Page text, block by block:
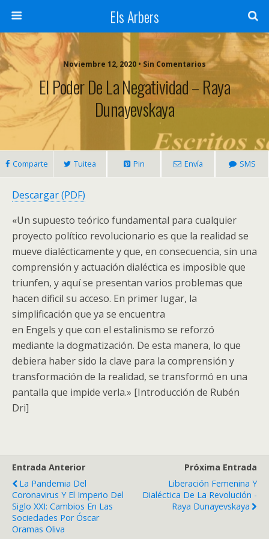
Els Arbers
Noviembre 12, 2020 • Sin Comentarios
El Poder De La Negatividad – Raya
Dunayevskaya
Comparte Tuitea Pin Envía SMS
Descargar (PDF)
«Un supuesto teórico fundamental para cualquier
proyecto político revolucionario es que la realidad se
mueve dialécticamente y que, en consecuencia, sin una
comprensión y actuación dialéctica es imposible que
triunfen, y aquí se presentan varios problemas que
hacen dificil su acceso. En primer lugar, la
simplificación que ya se encuentra
en Engels y que con el estalinismo se reforzó
mediante la dogmatización. De esta manera, lo que
debiera haber sido la clave para la comprensión y
transformación de la realidad, se transformó en una
pantalla que impide verla.» [Introducción de Rubén
Dri]
Entrada Anterior
La Pandemia Del
Coronavirus Y El Imperio Del
Siglo XXI: Cambios En Las
Sociedades Por Óscar
Oramas Oliva
Próxima Entrada
Liberación Femenina Y
Dialéctica De La Revolución -
Raya Dunayevskaya